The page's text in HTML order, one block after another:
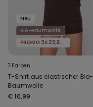
Neu
Bio-Baumwolle
PROMO 3X22,99€
7 Farben
T-Shirt aus elastischer Bio-
Baumwolle
€ 10,99